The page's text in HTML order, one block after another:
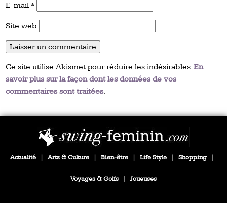
E-mail *
Site web
Ce site utilise Akismet pour réduire les indésirables.En
savoir plus sur la façon dont les données de vos
commentaires sont traitées.
Actualité Arts & Culture Bien-être Life Style Shopping
Voyages & Golfs Joueuses